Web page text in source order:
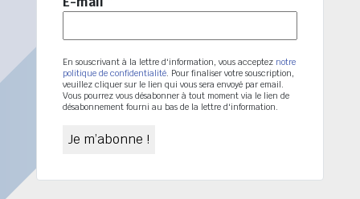
En souscrivant à la lettre d'information, vous acceptez notre
politique de confidentialité. Pour finaliser votre souscription,
veuillez cliquer sur le lien qui vous sera envoyé par email.
Vous pourrez vous désabonner à tout moment via le lien de
désabonnement fourni au bas de la lettre d'information.